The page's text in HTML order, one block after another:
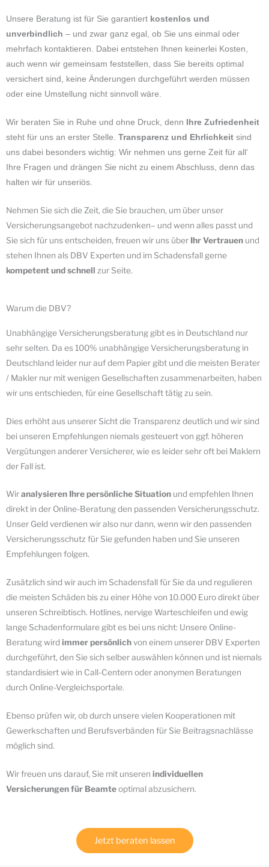
Unsere Beratung ist für Sie garantiert kostenlos und
unverbindlich – und zwar ganz egal, ob Sie uns einmal oder
mehrfach kontaktieren. Dabei entstehen Ihnen keinerlei Kosten,
auch wenn wir gemeinsam feststellen, dass Sie bereits optimal
versichert sind, keine Änderungen durchgeführt werden müssen
oder eine Umstellung nicht sinnvoll wäre.
Wir beraten Sie in Ruhe und ohne Druck, denn
Ihre Zufriedenheit
steht für uns an erster Stelle. Transparenz und Ehrlichkeit sind
uns dabei besonders wichtig: Wir nehmen uns gerne Zeit für all‘
Ihre Fragen und drängen Sie nicht zu einem Abschluss, denn das
halten wir für unseriös.
Nehmen Sie sich die Zeit, die Sie brauchen, um über unser
Versicherungsangebot nachzudenken– und wenn alles passt und
Sie sich für uns entscheiden, freuen wir uns über Ihr Vertrauen und
stehen Ihnen als DBV Experten und im Schadensfall gerne
kompetent und schnell zur Seite.
Warum die DBV?
Unabhängige Versicherungsberatung gibt es in Deutschland nur
sehr selten. Da es 100% unabhängige Versicherungsberatung in
Deutschland leider nur auf dem Papier gibt und die meisten Berater
/ Makler nur mit wenigen Gesellschaften zusammenarbeiten, haben
wir uns entschieden, für eine Gesellschaft tätig zu sein.
Dies erhöht aus unserer Sicht die Transparenz deutlich und wir sind
bei unseren Empfehlungen niemals gesteuert von ggf. höheren
Vergütungen anderer Versicherer, wie es leider sehr oft bei Maklern
der Fall ist.
Wiranalysieren Ihre persönliche Situation und empfehlen Ihnen
direkt in der Online-Beratung den passenden Versicherungsschutz.
Unser Geld verdienen wir also nur dann, wenn wir den passenden
Versicherungsschutz für Sie gefunden haben und Sie unseren
Empfehlungen folgen.
Zusätzlich sind wir auch im Schadensfall für Sie da und regulieren
die meisten Schäden bis zu einer Höhe von 10.000 Euro direkt über
unseren Schreibtisch. Hotlines, nervige Warteschleifen und ewig
lange Schadenformulare gibt es bei uns nicht: Unsere Online-
Beratung wird immer persönlichvon einem unserer DBV Experten
durchgeführt, den Sie sich selber auswählen können und ist niemals
standardisiert wie in Call-Centern oder anonymen Beratungen
durch Online-Vergleichsportale.
Ebenso prüfen wir, ob durch unsere vielen Kooperationen mit
Gewerkschaften und Berufsverbänden für Sie Beitragsnachlässe
möglich sind.
Wir freuen uns darauf, Sie mit unseren individuellen
Versicherungen für Beamteoptimal abzusichern.
Jetzt beraten lassen